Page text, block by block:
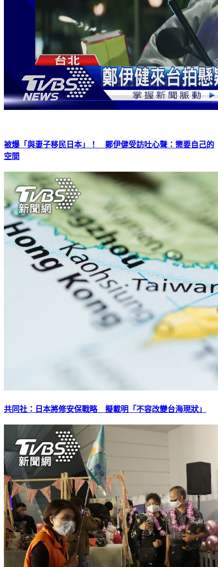
被爆「與妻子移民日本」！ 鄭伊健受訪吐心聲：需要自己的
空間
共同社：日本將修安保戰略 擬載明「不容改變台海現狀」